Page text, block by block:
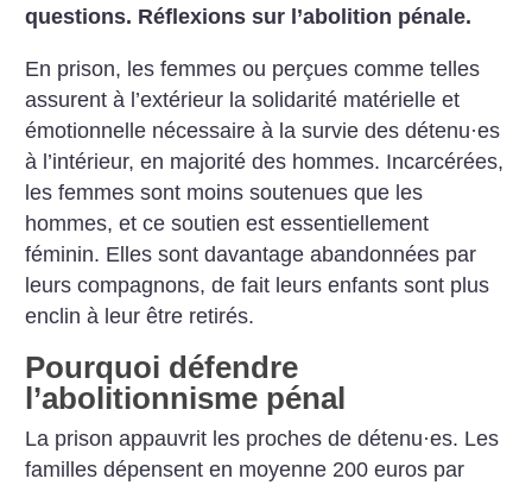
questions. Réflexions sur l’abolition pénale.
En prison, les femmes ou perçues comme telles
assurent à l’extérieur la solidarité matérielle et
émotionnelle nécessaire à la survie des détenu·es
à l’intérieur, en majorité des hommes. Incarcérées,
les femmes sont moins soutenues que les
hommes, et ce soutien est essentiellement
féminin. Elles sont davantage abandonnées par
leurs compagnons, de fait leurs enfants sont plus
enclin à leur être retirés.
Pourquoi défendre
l’abolitionnisme pénal
La prison appauvrit les proches de détenu·es. Les
familles dépensent en moyenne 200 euros par